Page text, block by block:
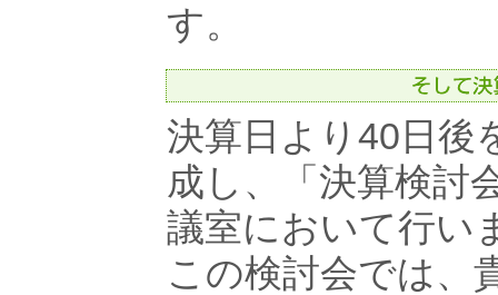
す。
決算日より40日後
成し、「決算検討
議室において行い
この検討会では、